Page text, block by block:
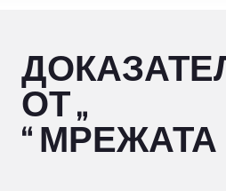
ОТ „
“ МРЕЖАТА